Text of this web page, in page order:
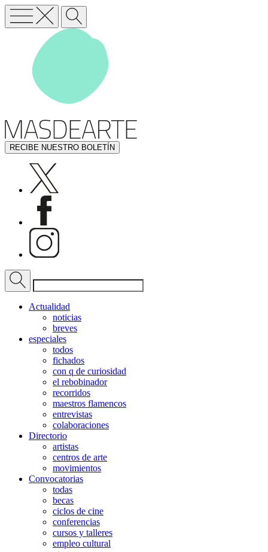
RECIBE NUESTRO BOLETÍN
Actualidad
noticias
breves
especiales
todos
fichados
con q de curiosidad
el rebobinador
recorridos
maestros flamencos
entrevistas
colaboraciones
Directorio
artistas
centros de arte
movimientos
Convocatorias
todas
becas
ciclos de cine
conferencias
cursos y talleres
empleo cultural